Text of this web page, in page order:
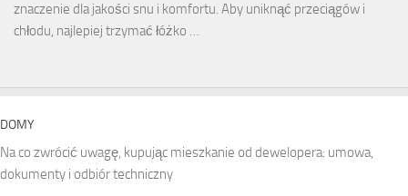
znaczenie dla jakości snu i komfortu. Aby uniknąć przeciągów i
chłodu, najlepiej trzymać łóżko …
DOMY
Na co zwrócić uwagę, kupując mieszkanie od dewelopera: umowa,
dokumenty i odbiór techniczny